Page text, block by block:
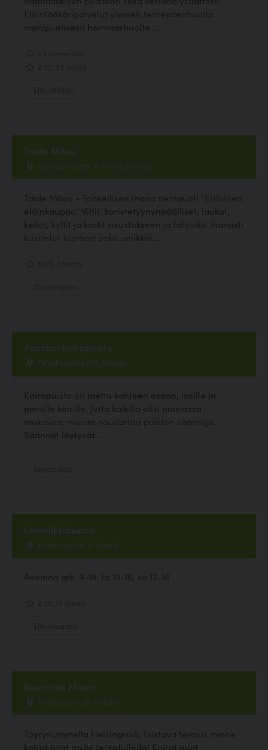
Eläinlääkäripalvelut yleinen terveydenhuolto
monipuolisesti hammashuolto ...
Taide Milou
Loimijoentie 88, Alastaro, Loimaa
Taide Milou - Taiteellisen ihana nettipuoti "Erilainen
eläinkauppa" Viltit, koristetyynynpäälliset, laukut,
kellot, kyltit ja kortit sisustukseen ja lahjoiksi ihanasti
kuvitetut tuotteet sekä uniikkia...
Paimion koirapuisto
Tiilitehtaantie 100, Paimio
Koirapuisto on jaettu kahteen osaan, isoille ja
pienille koirille. Jotta kaikilla olisi puistossa
mukavaa, muista noudattaa puiston sääntöjä.
Säännöt löytyvät...
Lemmikkiasema
Kolmisopentie 3, Kuopio
Avoinna ark. 9-19, la 10-16, su 12-16
Ravintola Miami
Yrttimaantie 26, Helsinki
Töyrynummella Helsingissä, loistava terassi minne
koirat ovat myös tervetulleita! Koirat ovat